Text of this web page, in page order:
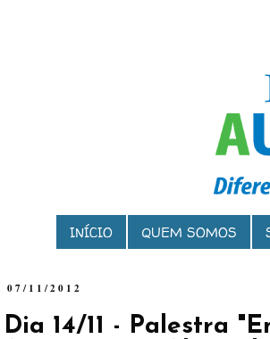
INÍCIO QUEM SOMOS
07/11/2012
Dia 14/11 - Palestra